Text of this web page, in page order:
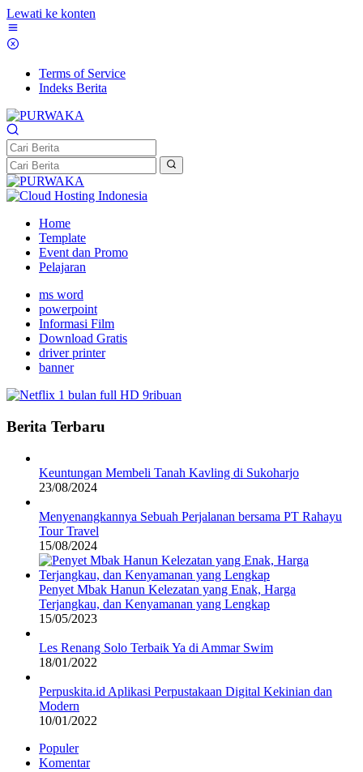
Lewati ke konten
Terms of Service
Indeks Berita
Home
Template
Event dan Promo
Pelajaran
ms word
powerpoint
Informasi Film
Download Gratis
driver printer
banner
Berita Terbaru
Keuntungan Membeli Tanah Kavling di Sukoharjo
23/08/2024
Menyenangkannya Sebuah Perjalanan bersama PT Rahayu
Tour Travel
15/08/2024
Penyet Mbak Hanun Kelezatan yang Enak, Harga
Terjangkau, dan Kenyamanan yang Lengkap
15/05/2023
Les Renang Solo Terbaik Ya di Ammar Swim
18/01/2022
Perpuskita.id Aplikasi Perpustakaan Digital Kekinian dan
Modern
10/01/2022
Populer
Komentar